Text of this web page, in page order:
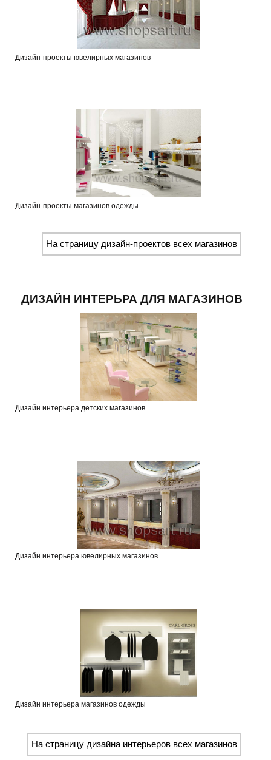
Дизайн-проекты ювелирных магазинов
Дизайн-проекты магазинов одежды
На страницу дизайн-проектов всех магазинов
ДИЗАЙН ИНТЕРЬРА ДЛЯ МАГАЗИНОВ
Дизайн интерьера детских магазинов
Дизайн интерьера ювелирных магазинов
Дизайн интерьера магазинов одежды
На страницу дизайна интерьеров всех магазинов